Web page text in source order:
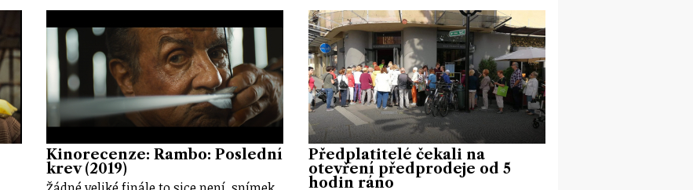
Kinorecenze: Rambo: Poslední
krev (2019)
Předplatitelé čekali na
otevření předprodeje od 5
hodin ráno